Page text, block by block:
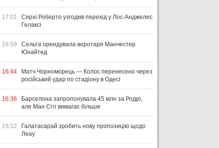
17:01
Серхі Роберто узгодив перехід у Лос-Анджелес
Гелаксі
16:59
Сельта орендувала воротаря Манчестер
Юнайтед
16:44
Матч Чорноморець — Колос перенесено через
російський удар по стадіону в Одесі
16:36
Барселона запропонувала 45 млн за Родрі,
але Ман Сіті вимагає більше
16:12
Галатасарай зробить нову пропозицію щодо
Леау